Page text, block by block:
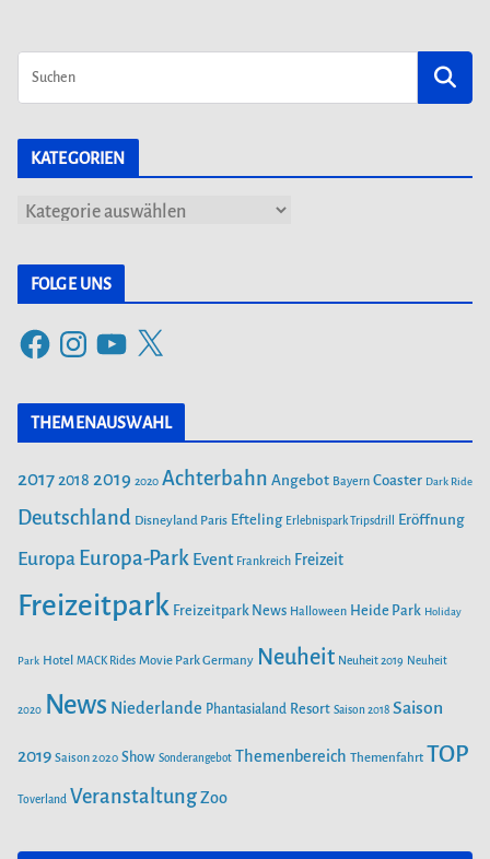
KATEGORIEN
g
e
n
FOLGE UNS
F
c
o
o
s
t
g
r
Y
u
T
b
e
X
THEMENAUSWAHL
20172018 2019 2020 Achterbahn Angebot Bayern Coaster Dark Ride
Deutschland Disneyland Paris Efteling Erlebnispark Tripsdrill Eröffnung
Europa Europa-Park Event Frankreich Freizeit
Freizeitpark Freizeitpark News Halloween Heide Park Holiday
Park Hotel MACK Rides Movie Park Germany Neuheit Neuheit 2019 Neuheit
2020 News Niederlande Phantasialand Resort Saison 2018 Saison
2019 Saison 2020 Show Sonderangebot Themenbereich Themenfahrt TOP
Toverland VeranstaltungZoo